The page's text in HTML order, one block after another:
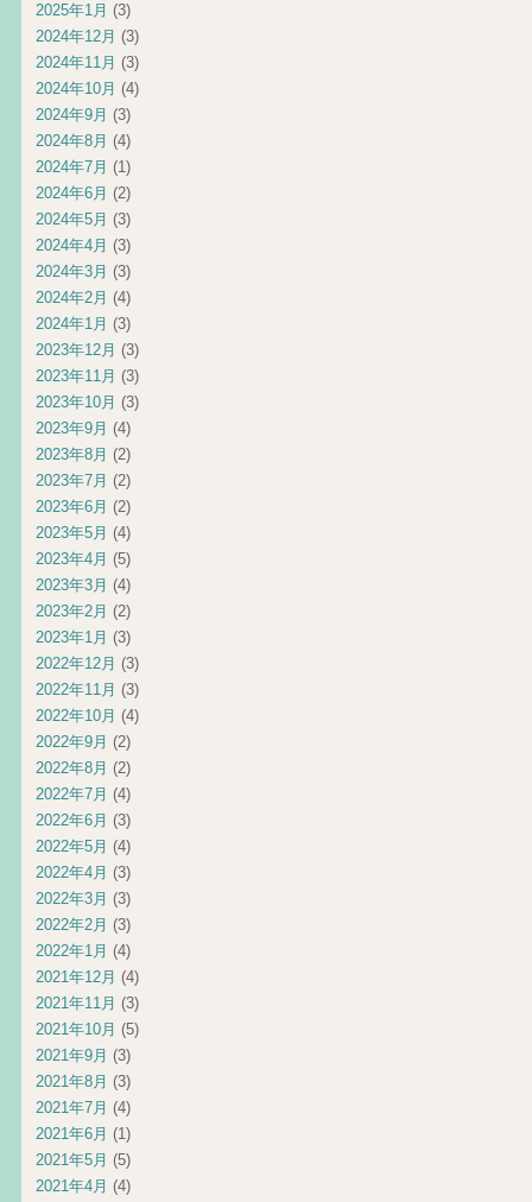
2025年1月 (3)
2024年12月 (3)
2024年11月 (3)
2024年10月 (4)
2024年9月 (3)
2024年8月 (4)
2024年7月 (1)
2024年6月 (2)
2024年5月 (3)
2024年4月 (3)
2024年3月 (3)
2024年2月 (4)
2024年1月 (3)
2023年12月 (3)
2023年11月 (3)
2023年10月 (3)
2023年9月 (4)
2023年8月 (2)
2023年7月 (2)
2023年6月 (2)
2023年5月 (4)
2023年4月 (5)
2023年3月 (4)
2023年2月 (2)
2023年1月 (3)
2022年12月 (3)
2022年11月 (3)
2022年10月 (4)
2022年9月 (2)
2022年8月 (2)
2022年7月 (4)
2022年6月 (3)
2022年5月 (4)
2022年4月 (3)
2022年3月 (3)
2022年2月 (3)
2022年1月 (4)
2021年12月 (4)
2021年11月 (3)
2021年10月 (5)
2021年9月 (3)
2021年8月 (3)
2021年7月 (4)
2021年6月 (1)
2021年5月 (5)
2021年4月 (4)